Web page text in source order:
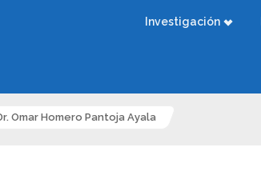
Investigación
Omar Homero Pantoja Ayala